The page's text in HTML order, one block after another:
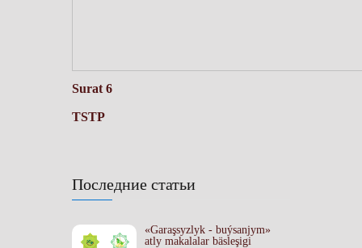
Последние статьи
«Garaşsyzlyk - buýsanjym»
atly makalalar bäsleşigi
Surat 6
TSTP